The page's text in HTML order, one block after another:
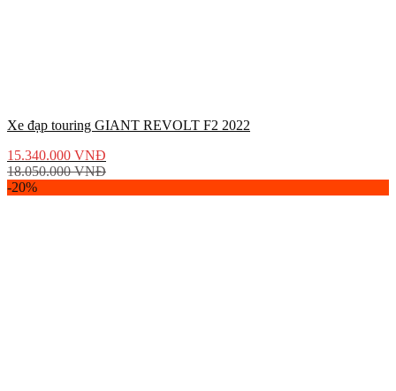
Xe đạp touring GIANT REVOLT F2 2022
15.340.000 VNĐ
18.050.000VNĐ
-20%